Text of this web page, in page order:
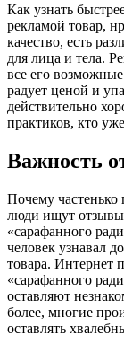
Как узнать
рекламой товар,
качество, есть
для лица и тела.
все его
радует ценой и
действительно
практиков, кто
Важность
Почему
люди ищут
«сарафанного
человек узнавал
товара. Интернет
«сарафанного
оставляют
более, многие
оставлять